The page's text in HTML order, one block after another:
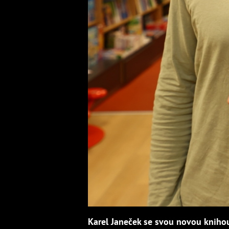
Karel Janeček se svou novou